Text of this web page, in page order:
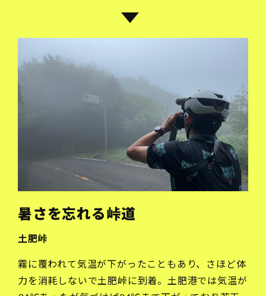
暑さを忘れる峠道
土肥峠
霧に覆われて気温が下がったこともあり、さほど体
力を消耗しないで土肥峠に到着。土肥港では気温が